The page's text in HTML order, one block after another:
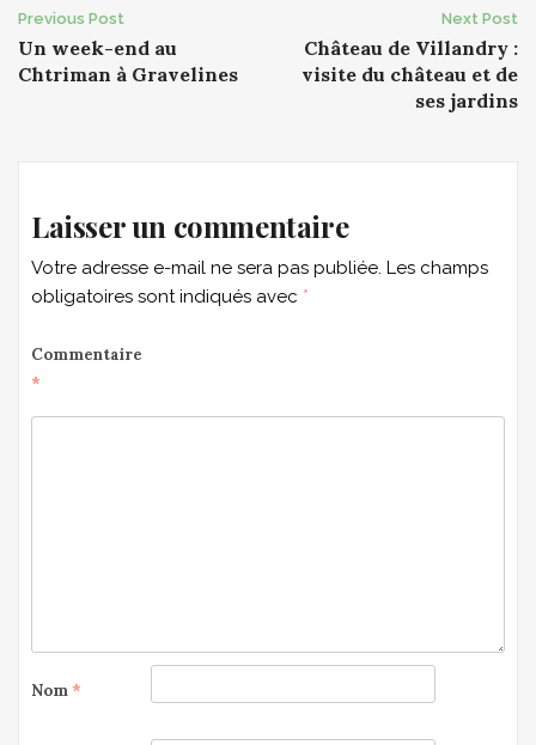
Post
navigation
Previous Post
Un week-end au
Chtriman à Gravelines
Next Post
Château de Villandry :
visite du château et de
ses jardins
Laisser un commentaire
Votre adresse e-mail ne sera pas publiée. Les champs
obligatoires sont indiqués avec *
Commentaire
*
Nom *